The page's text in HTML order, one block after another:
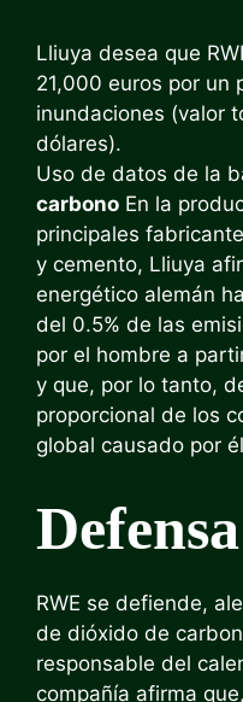
Lliuya desea que
21,000 euros por un
inundaciones (valor
dólares).
Uso de datos de la
carbono En la
principales
y cemento, Lliuya
energético alemán
del 0.5% de las
por el hombre a
y que, por lo tanto,
proporcional de los
global causado por
RWE se defiende,
de dióxido de
responsable del
compañía afirma